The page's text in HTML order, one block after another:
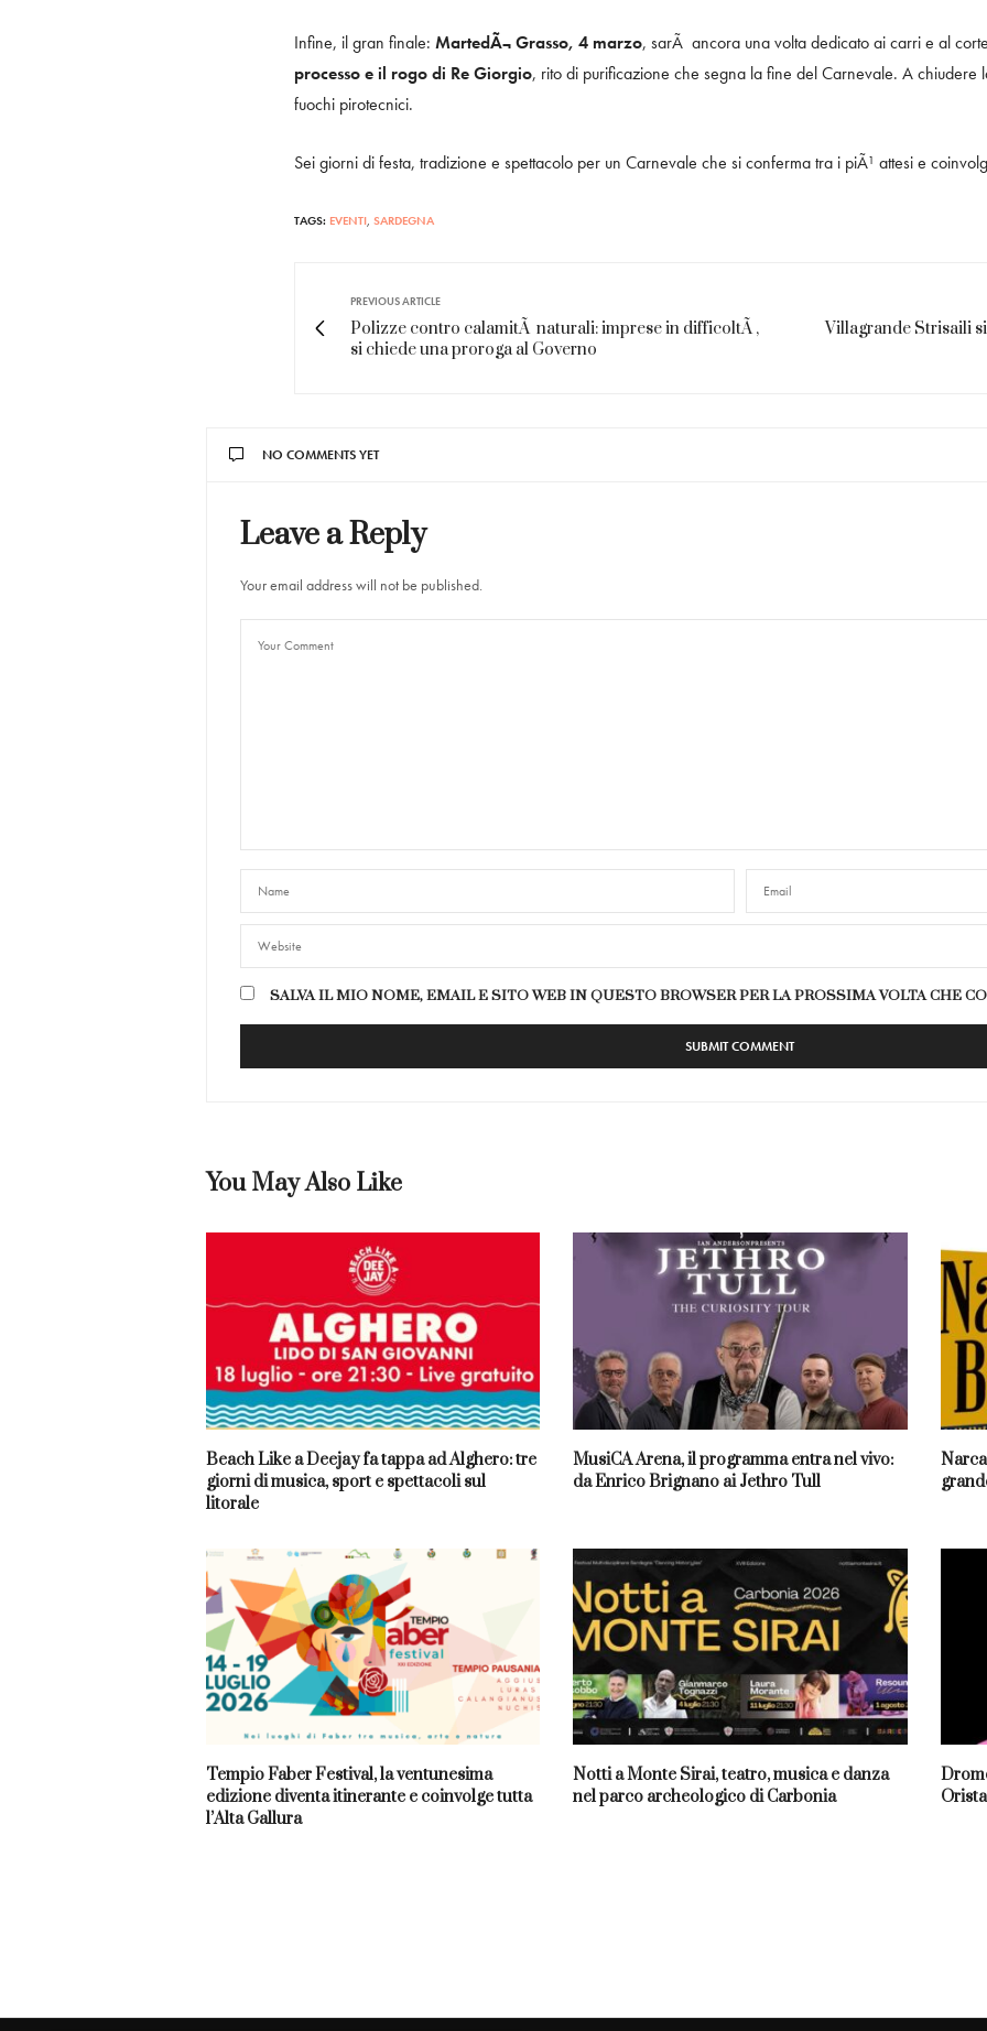
Infine, il gran finale: MartedÃ¬ Grasso, 4 marzo, sarÃ ancora una volta dedicato ai carri e al
processo e il rogo di Re Giorgio, rito di purificazione che segna la fine del Carnevale. A chiudere
fuochi pirotecnici.
Sei giorni di festa, tradizione e spettacolo per un Carnevale che si conferma tra i piÃ¹ attesi e
TAGS: EVENTI SARDEGNA
PREVIOUS ARTICLE
Polizze contro calamitÃ naturali: imprese in difficoltÃ ,
si chiede una proroga al Governo
Villagrande Strisaili
NO COMMENTS YET
Leave a Reply
Your email address will not be published.
SALVA IL MIO NOME, EMAIL E SITO WEB IN QUESTO BROWSER PER LA PROSSIMA VOLTA CHE
You May Also Like
Beach Like a Deejay fa tappa ad Alghero: tre
giorni di musica, sport e spettacoli sul
litorale
MusiCA Arena, il programma entra nel vivo:
da Enrico Brignano ai Jethro Tull
Tempio Faber Festival, la ventunesima
edizione diventa itinerante e coinvolge tutta
l’Alta Gallura
Notti a Monte Sirai, teatro, musica e danza
nel parco archeologico di Carbonia